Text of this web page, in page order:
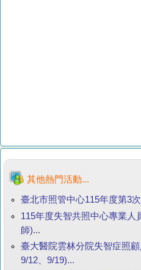
其他熱門活動...
臺北市照管中心115年度第3
115年度失智共照中心專業人
師)...
臺大醫院雲林分院失智症照顧
9/12、9/19)...